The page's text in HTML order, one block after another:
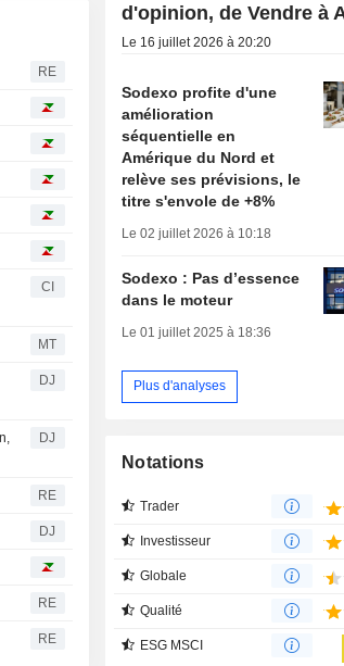
RE
CI
MT
DJ
DJ
RE
DJ
RE
RE
d'opinion, de Vendre à
Le 16 juillet 2026 à 20:20
Sodexo profite d'une
amélioration
séquentielle en
Amérique du Nord et
relève ses prévisions, le
titre s'envole de +8%
Le 02 juillet 2026 à 10:18
Sodexo : Pas d’essence
dans le moteur
Le 01 juillet 2025 à 18:36
Plus d'analyses
Notations
Trader
Investisseur
Globale
Qualité
ESG MSCI